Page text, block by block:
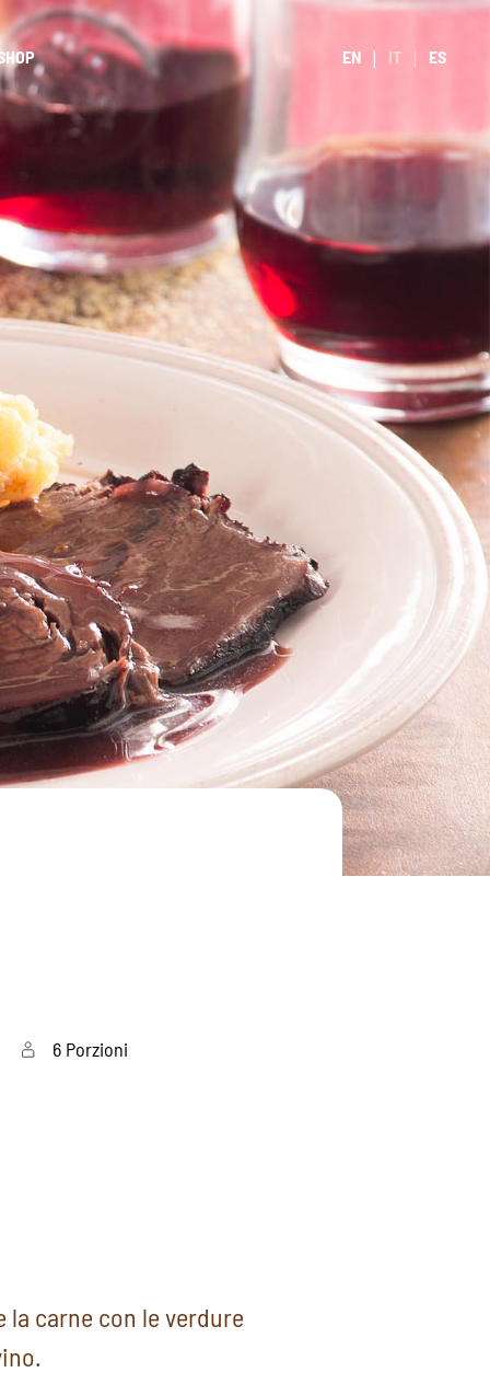
IT
EN ES
6 Porzioni
carne con le verdure